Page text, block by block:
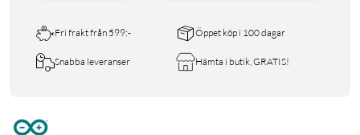
Fri frakt från 599:- Öppet köp i 100 dagar
Snabba leveranser Hämta i butik, GRATIS!